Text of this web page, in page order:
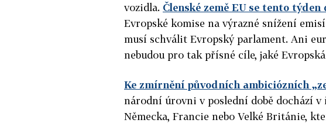
vozidla. Členské země EU se tento týden
Evropské komise na výrazné snížení
musí schválit Evropský parlament. Ani
nebudou pro tak přísné cíle, jaké
Ke zmírnění původních ambiciózních
národní úrovni v poslední době dochází v
Německa, Francie nebo Velké Británie,